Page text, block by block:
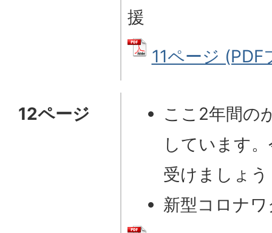
援
11ページ
12ページ
ここ2年間の
しています
受けましょう
新型コロナ